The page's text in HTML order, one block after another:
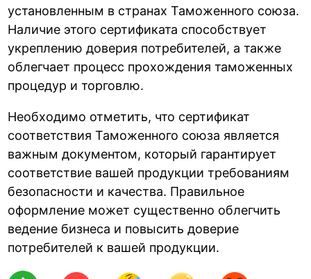
установленным в странах Таможенного союза.
Наличие этого сертификата способствует
укреплению доверия потребителей, а также
облегчает процесс прохождения таможенных
процедур и торговлю.
Необходимо отметить, что сертификат
соответствия Таможенного союза является
важным документом, который гарантирует
соответствие вашей продукции требованиям
безопасности и качества. Правильное
оформление может существенно облегчить
ведение бизнеса и повысить доверие
потребителей к вашей продукции.